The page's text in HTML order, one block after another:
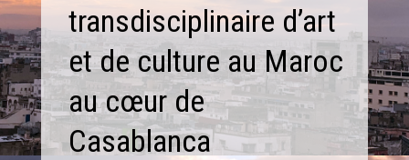
transdisciplinaire d’art
et de culture au Maroc
au cœur de
Casablanca